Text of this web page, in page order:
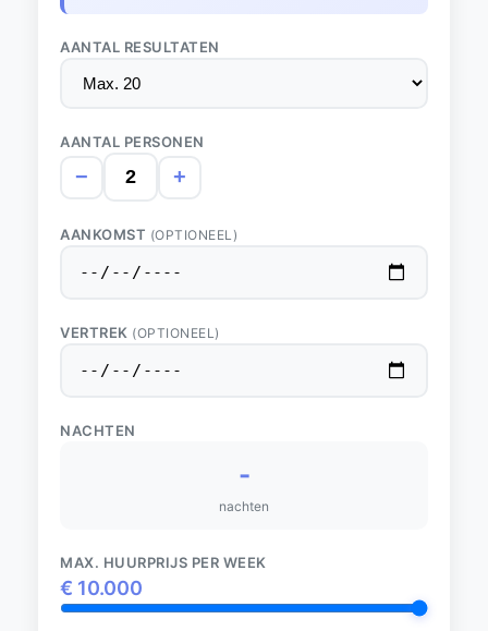
AANTAL RESULTATEN
AANTAL PERSONEN
− +
AANKOMST (OPTIONEEL)
VERTREK (OPTIONEEL)
NACHTEN
-
nachten
MAX. HUURPRIJS PER WEEK
€ 10.000